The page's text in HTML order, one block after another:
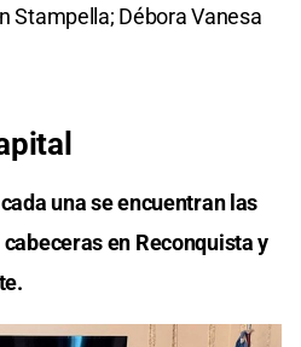
Stampella; Débora Vanesa
una se encuentran las
en Reconquista y